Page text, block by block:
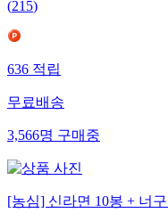
(215)
636적립
무료배송
3,566명구매중
[농심] 신라면 10봉 + 너